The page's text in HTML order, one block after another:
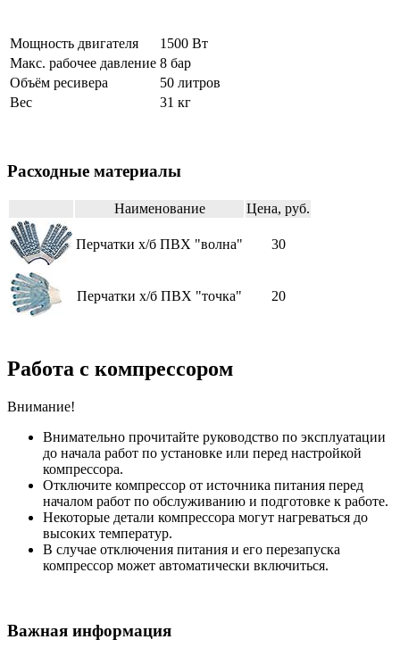
Мощность двигателя
1500 Вт
Макс. рабочее давление 8 бар
Объём ресивера
50 литров
Вес
31 кг
Расходные материалы
Наименование Цена, руб.
Перчатки х/б ПВХ "волна" 30
Перчатки х/б ПВХ "точка" 20
Работа с компрессором
Внимание!
Внимательно прочитайте руководство по эксплуатации
до начала работ по установке или перед настройкой
компрессора.
Отключите компрессор от источника питания перед
началом работ по обслуживанию и подготовке к работе.
Некоторые детали компрессора могут нагреваться до
высоких температур.
В случае отключения питания и его перезапуска
компрессор может автоматически включиться.
Важная информация